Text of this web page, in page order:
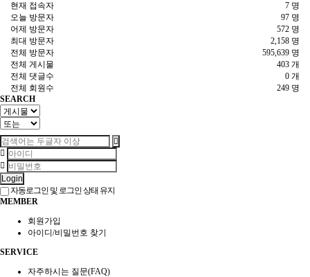
7 명
현재 접속자
97 명
오늘 방문자
572 명
어제 방문자
2,158 명
최대 방문자
595,639 명
전체 방문자
403 개
전체 게시물
0 개
전체 댓글수
249 명
전체 회원수
SEARCH
Login
자동로그인 및 로그인 상태 유지
MEMBER
회원가입
아이디/비밀번호 찾기
SERVICE
자주하시는 질문(FAQ)